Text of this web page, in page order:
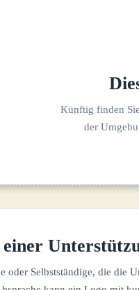
Künftig finden
der
einer
oder Selbstständige, die die